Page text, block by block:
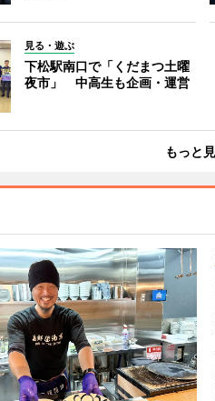
見る・遊ぶ
下松駅南口で「くだまつ土曜
夜市」 中高生も企画・運営
もっと